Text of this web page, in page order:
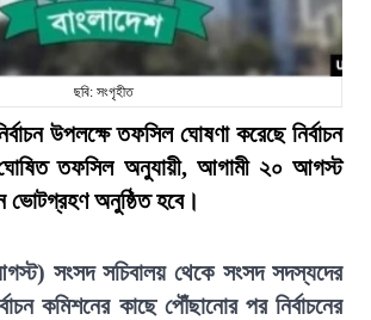
ছবি: সংগৃহীত
উপলক্ষে তফসিল ঘোষণা করেছে নির্বাচন
তফসিল অনুযায়ী, আগামী ২০ আগস্ট
ভোটগ্রহণ অনুষ্ঠিত হবে।
সংসদ সচিবালয় থেকে সংসদ সদস্যদের
কমিশনের কাছে পৌঁছানোর পর নির্বাচনের